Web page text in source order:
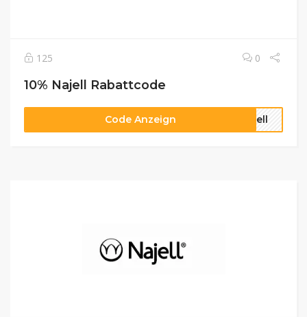
125 0
10% Najell Rabattcode
Code Anzeign jell